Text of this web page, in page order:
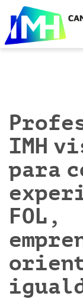
e
IMH
para
FOL,